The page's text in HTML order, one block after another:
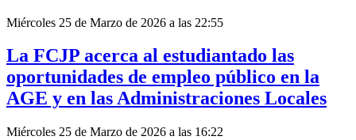
Miércoles 25 de Marzo de 2026 a las 22:55
La FCJP acerca al estudiantado las
oportunidades de empleo público en la
AGE y en las Administraciones Locales
Miércoles 25 de Marzo de 2026 a las 16:22